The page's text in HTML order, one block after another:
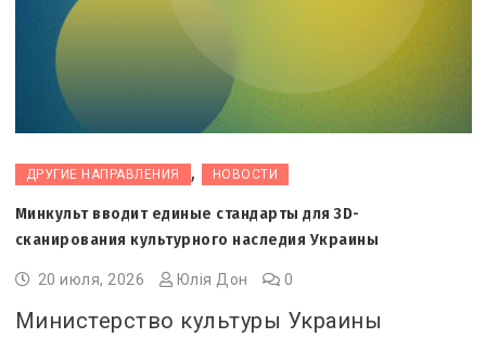
ДРУГИЕ НАПРАВЛЕНИЯ , НОВОСТИ
Минкульт вводит единые стандарты для 3D-
сканирования культурного наследия Украины
20 июля, 2026 Юлія Дон 0
Министерство культуры Украины